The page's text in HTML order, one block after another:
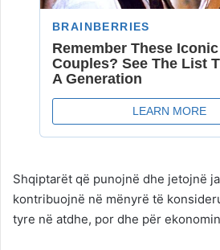
Shqiptarët që punojnë dhe jetojnë
kontribuojnë në mënyrë të
tyre në atdhe, por dhe për